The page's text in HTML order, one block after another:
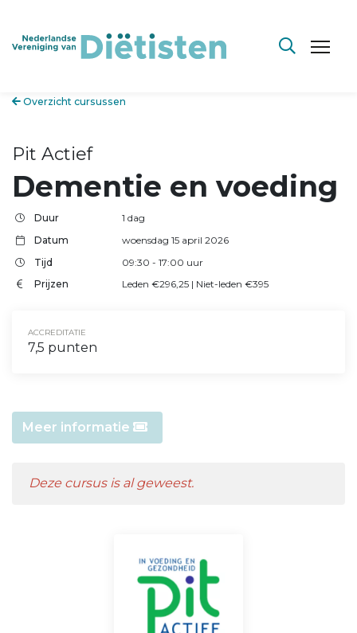
Overzicht cursussen
Pit Actief
Dementie en voeding
Duur
1 dag
Datum
woensdag 15 april 2026
Tijd
09:30 - 17:00 uur
Prijzen
Leden €296,25 | Niet-leden €395
ACCREDITATIE
7,5 punten
Meer informatie
Deze cursus is al geweest.